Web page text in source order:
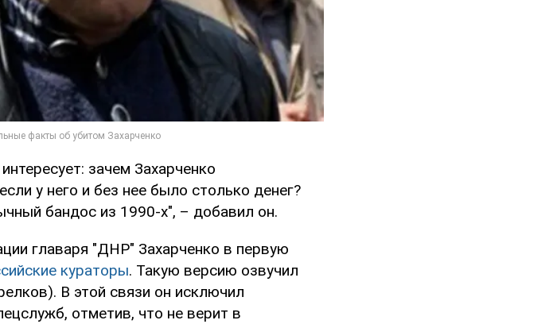
зачем Захарченко
у него и без нее было столько денег?
бандос из 1990-х", – добавил он.
главаря "ДНР" Захарченко в первую
кураторы. Такую версию озвучил
В этой связи он исключил
отметив, что не верит в